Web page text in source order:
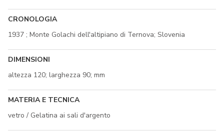
CRONOLOGIA
1937 ; Monte Golachi dell'altipiano di Ternova; Slovenia
DIMENSIONI
altezza 120; larghezza 90; mm
MATERIA E TECNICA
vetro / Gelatina ai sali d'argento